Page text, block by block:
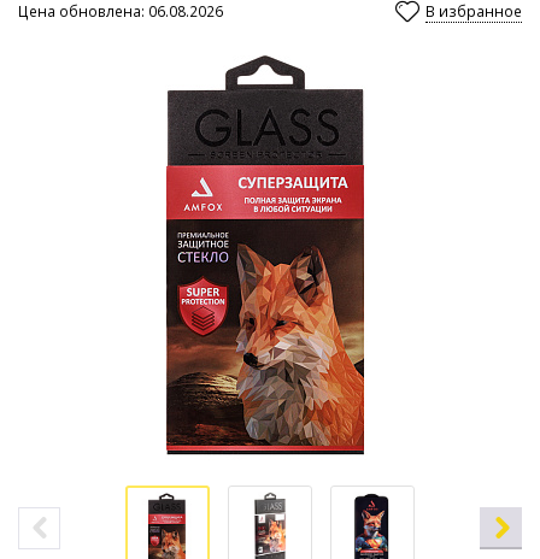
Цена обновлена: 06.08.2026 В избранное